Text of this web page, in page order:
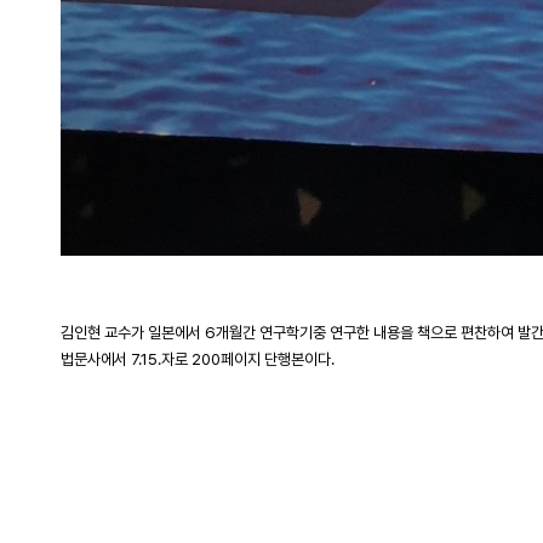
김인현 교수가 일본에서 6개월간 연구학기중 연구한 내용을 책으로 편찬하여 발
법문사에서 7.15.자로 200페이지 단행본이다.